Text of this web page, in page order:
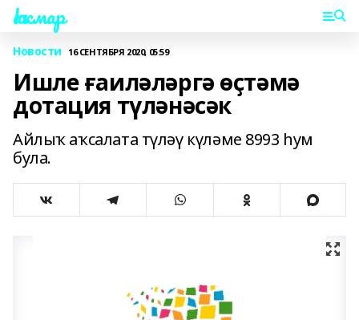
Һаҡмар
Новости 16 СЕНТЯБРЯ 2020, 05:59
Ишле ғаиләләргә өҫтәмә
дотация түләнәсәк
Айлыҡ аҡсалата түләү күләме 8993 һум
була.